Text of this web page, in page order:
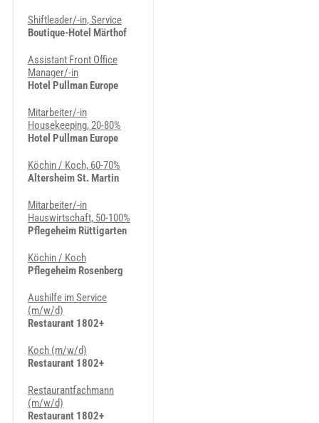
Shiftleader/-in, Service
Boutique-Hotel Märthof
Assistant Front Office
Manager/-in
Hotel Pullman Europe
Mitarbeiter/-in
Housekeeping, 20-80%
Hotel Pullman Europe
Köchin / Koch, 60-70%
Altersheim St. Martin
Mitarbeiter/-in
Hauswirtschaft, 50-100%
Pflegeheim Rüttigarten
Köchin / Koch
Pflegeheim Rosenberg
Aushilfe im Service
(m/w/d)
Restaurant 1802+
Koch (m/w/d)
Restaurant 1802+
Restaurantfachmann
(m/w/d)
Restaurant 1802+